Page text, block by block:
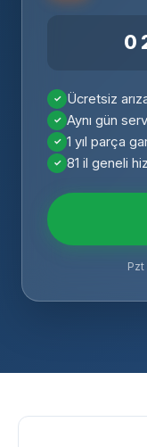
0
Ücretsiz
Aynı gün
1 yıl parça
81 il geneli